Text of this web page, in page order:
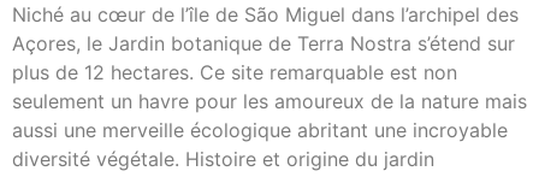
Niché au cœur de l’île de São Miguel dans l’archipel des
Açores, le Jardin botanique de Terra Nostra s’étend sur
plus de 12 hectares. Ce site remarquable est non
seulement un havre pour les amoureux de la nature mais
aussi une merveille écologique abritant une incroyable
diversité végétale. Histoire et origine du jardin